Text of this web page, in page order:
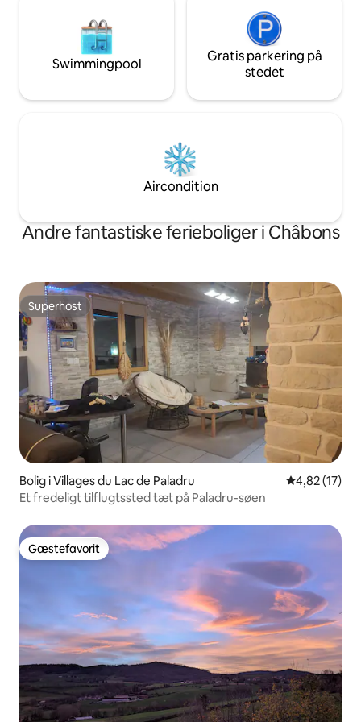
Swimmingpool
Gratis parkering på
stedet
Aircondition
Andre fantastiske ferieboliger i Châbons
Superhost
Superhost
Bolig i Villages du Lac de Paladru 4,82 ud af 5
4,82 (17)
Et fredeligt tilflugtssted tæt på Paladru-søen
Gæstefavorit
Gæstefavorit